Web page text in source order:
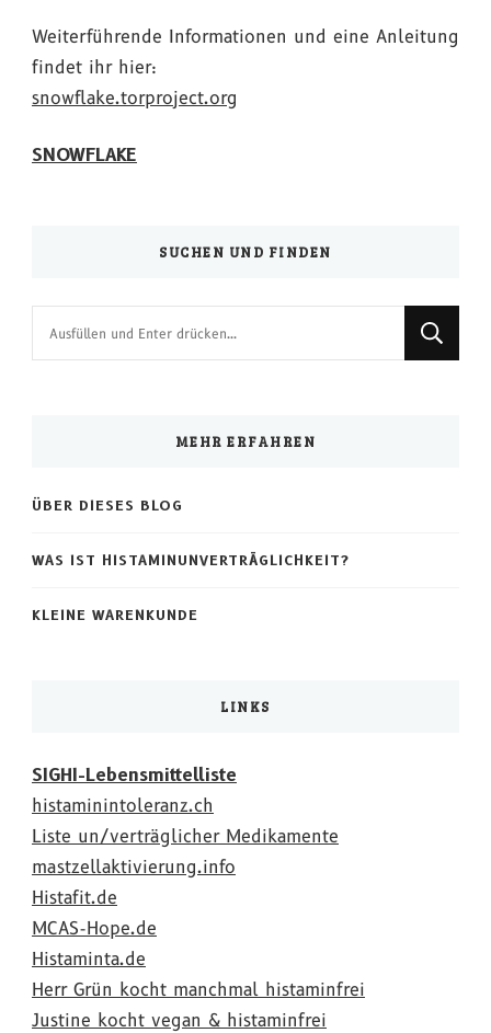
Weiterführende Informationen und eine Anleitung
findet ihr hier:
snowflake.torproject.org
SNOWFLAKE
SUCHEN UND FINDEN
MEHR ERFAHREN
ÜBER DIESES BLOG
WAS IST HISTAMINUNVERTRÄGLICHKEIT?
KLEINE WARENKUNDE
LINKS
SIGHI-Lebensmittelliste
histaminintoleranz.ch
Liste un/verträglicher Medikamente
mastzellaktivierung.info
Histafit.de
MCAS-Hope.de
Histaminta.de
Herr Grün kocht manchmal histaminfrei
Justine kocht vegan & histaminfrei